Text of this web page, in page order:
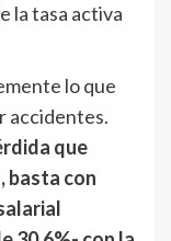
la tasa activa
lo que
accidentes.
que
basta con